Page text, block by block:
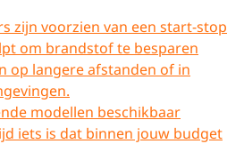
zijn voorzien van een start-stop
om brandstof te besparen
op langere afstanden of in
modellen beschikbaar
iets is dat binnen jouw budget